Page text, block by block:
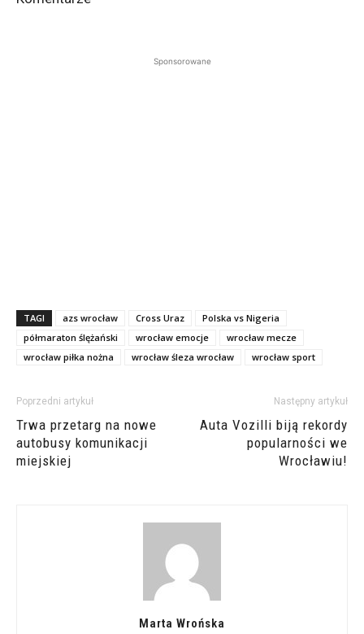
Sponsorowane
TAGI azs wrocław Cross Uraz
Polska vs Nigeria
półmaraton ślężański
wrocław emocje
wrocław mecze
wrocław piłka nożna
wrocław śleza wrocław wrocław sport
Poprzedni artykuł
Trwa przetarg na nowe
autobusy komunikacji
miejskiej
Następny artykuł
Auta Vozilli biją rekordy
popularności we
Wrocławiu!
Marta Wrońska